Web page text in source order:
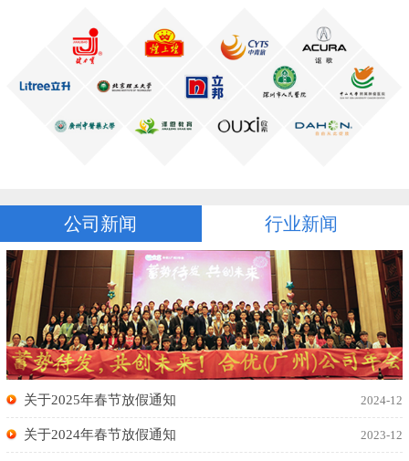
公司新闻 行业新闻
关于2025年春节放假通知 2024-12
关于2024年春节放假通知 2023-12